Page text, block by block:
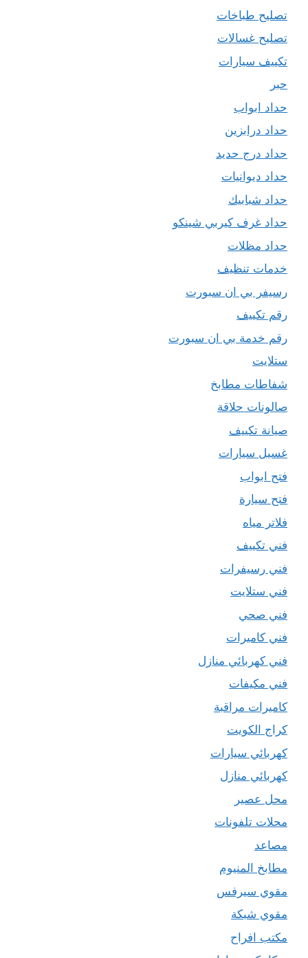
تصليح طباخات
تصليح غسالات
تكييف سيارات
حبر
حداد ابواب
حداد درابزين
حداد درج حديد
حداد ديوانيات
حداد شبابيك
حداد غرف كيربي شينكو
حداد مظلات
خدمات تنظيف
رسيفر بي ان سبورت
رقم تكييف
رقم خدمة بي ان سبورت
ستلايت
شفاطات مطابخ
صالونات حلاقة
صيانة تكييف
غسيل سيارات
فتح ابواب
فتح سيارة
فلاتر مياه
فني تكييف
فني رسيفرات
فني ستلايت
فني صحي
فني كاميرات
فني كهربائي منازل
فني مكيفات
كاميرات مراقبة
كراج الكويت
كهربائي سيارات
كهربائي منازل
محل عصير
محلات تلفونات
مصاعد
مطابخ المنيوم
مقوي سيرفس
مقوي شبكة
مكتب افراح